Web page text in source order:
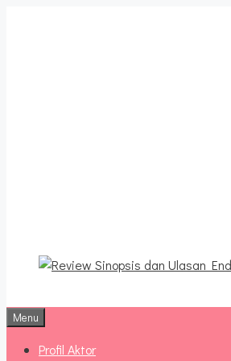
Menu
Profil Aktor